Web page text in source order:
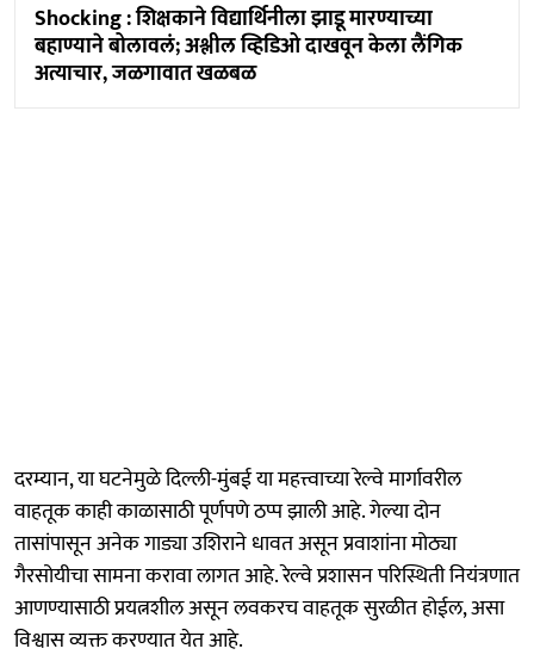
Shocking : शिक्षकाने विद्यार्थिनीला झाडू मारण्याच्या
बहाण्याने बोलावलं; अश्लील व्हिडिओ दाखवून केला लैंगिक
अत्याचार, जळगावात खळबळ
दरम्यान, या घटनेमुळे दिल्ली-मुंबई या महत्त्वाच्या रेल्वे मार्गावरील
वाहतूक काही काळासाठी पूर्णपणे ठप्प झाली आहे. गेल्या दोन
तासांपासून अनेक गाड्या उशिराने धावत असून प्रवाशांना मोठ्या
गैरसोयीचा सामना करावा लागत आहे. रेल्वे प्रशासन परिस्थिती नियंत्रणात
आणण्यासाठी प्रयत्नशील असून लवकरच वाहतूक सुरळीत होईल, असा
विश्वास व्यक्त करण्यात येत आहे.